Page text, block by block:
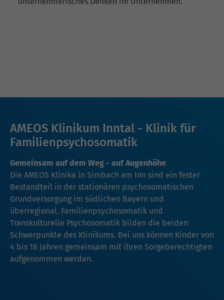
AMEOS Klinikum Inntal - Klinik für
Familienpsychosomatik
Gemeinsam auf dem Weg - auf Augenhöhe
Die AMEOS Klinika in Simbach am Inn sind ein fester
Bestandteil in der stationären psychosomatischen
Grundversorgung im südlichen Bayern und
überregional. Familienpsychosomatik und
Transkulturelle Psychosomatik bilden die beiden
Schwerpunkte des Klinikums. Bei uns können Kinder von
4 bis 18 Jahren gemeinsam mit ihren Sorgeberechtigten
aufgenommen werden.